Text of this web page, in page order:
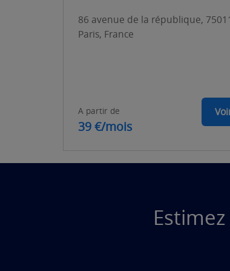
86 avenue de la république,
Paris, France
A partir de
39 €/mois